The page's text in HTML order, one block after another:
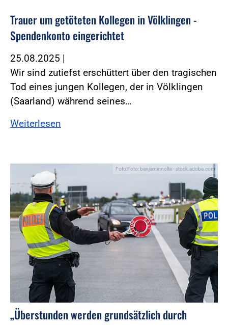
Trauer um getöteten Kollegen in Völklingen -
Spendenkonto eingerichtet
25.08.2025 |
Wir sind zutiefst erschüttert über den tragischen
Tod eines jungen Kollegen, der in Völklingen
(Saarland) während seines…
Weiterlesen
Foto:Foto: benjaminnolte - stock.adobe.com
„Überstunden werden grundsätzlich durch